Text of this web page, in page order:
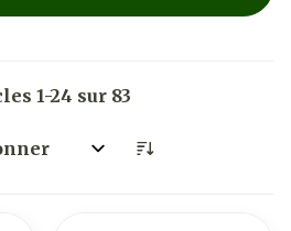
1-24 sur 83